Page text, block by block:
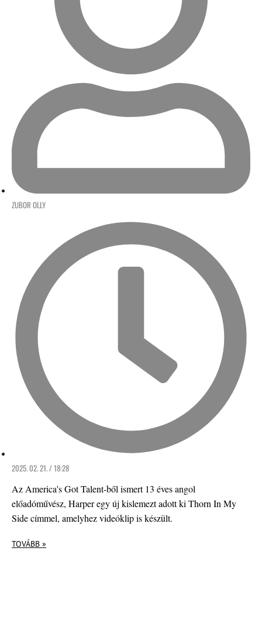
ZUBOR OLLY
2025. 02. 21. / 18:28
Az America's Got Talent-ből ismert 13 éves angol
előadóművész, Harper egy új kislemezt adott ki Thorn In My
Side címmel, amelyhez videóklip is készült.
TOVÁBB »